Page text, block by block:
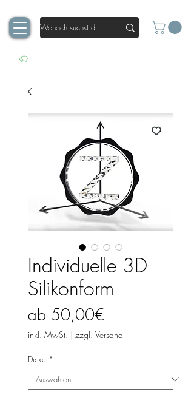
Individuelle 3D
Silikonform
ab 50,00€
Preis
inkl. MwSt. | zzgl. Versand
Dicke *